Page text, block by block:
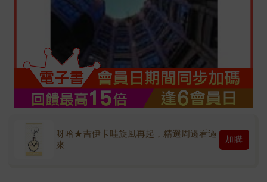
呀哈★吉伊卡哇旋風再起，精選周邊看過
來
加購